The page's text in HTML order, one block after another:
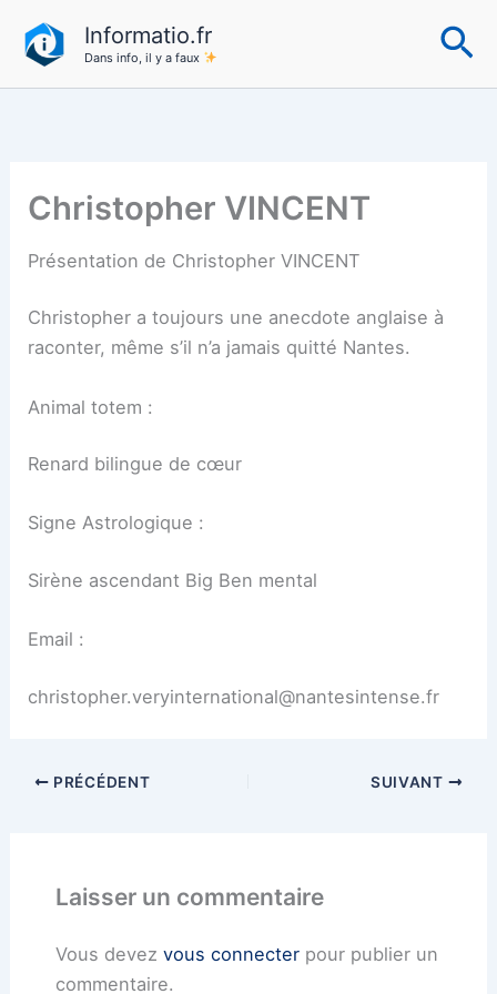
contenu
Informatio.fr
Dans info, il y a faux
Christopher VINCENT
Présentation de Christopher VINCENT
Christopher a toujours une anecdote anglaise à
raconter, même s’il n’a jamais quitté Nantes.
Animal totem :
Renard bilingue de cœur
Signe Astrologique :
Sirène ascendant Big Ben mental
Email :
christopher.veryinternational@nantesintense.fr
PRÉCÉDENT SUIVANT
Laisser un commentaire
Vous devez vous connecterpour publier un
commentaire.